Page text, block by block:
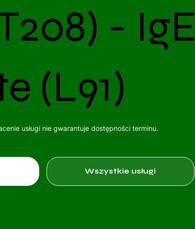
- IgE
(L91)
usługi nie gwarantuje dostępności terminu.
Wszystkie usługi